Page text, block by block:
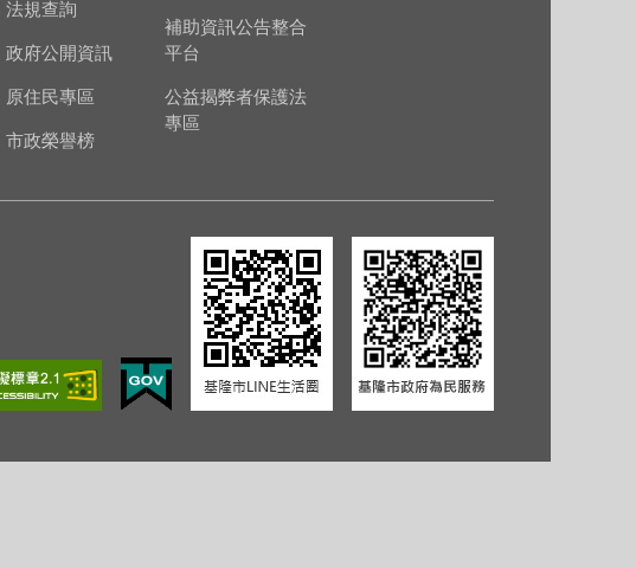
法規查詢
政府公開資訊
原住民專區
市政榮譽榜
補助資訊公告整合
平台
公益揭弊者保護法
專區